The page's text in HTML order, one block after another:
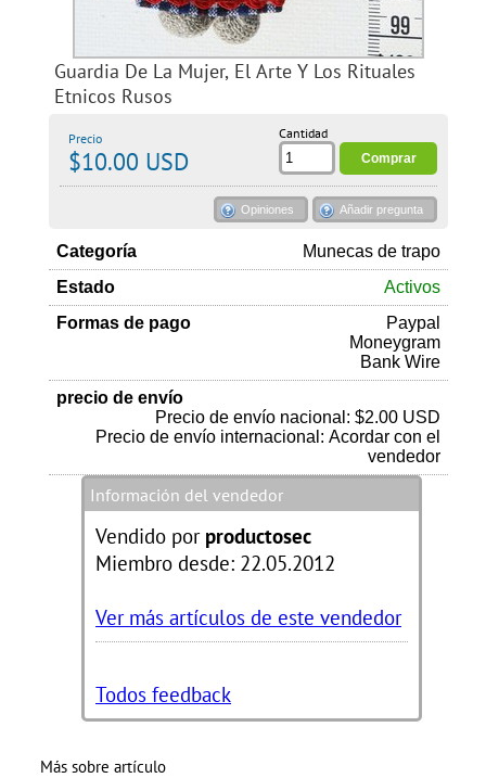
Guardia De La Mujer, El Arte Y Los Rituales
Etnicos Rusos
Precio
$10.00 USD
Cantidad
Opiniones Añadir pregunta
Categoría
Munecas de trapo
Estado
Activos
Formas de pago
Paypal
Moneygram
Bank Wire
precio de envío
Precio de envío nacional: $2.00 USD
Precio de envío internacional: Acordar con el
vendedor
Información del vendedor
Vendido por productosec
Miembro desde: 22.05.2012
Ver más artículos de este vendedor
Todos feedback
Más sobre artículo